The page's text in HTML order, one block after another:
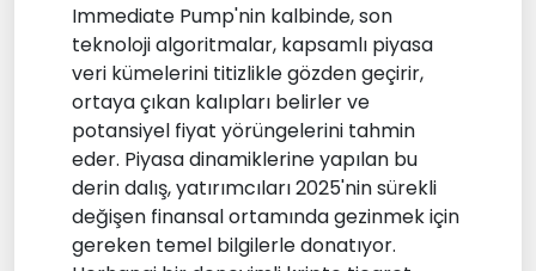
Immediate Pump'nin kalbinde, son
teknoloji algoritmalar, kapsamlı piyasa
veri kümelerini titizlikle gözden geçirir,
ortaya çıkan kalıpları belirler ve
potansiyel fiyat yörüngelerini tahmin
eder. Piyasa dinamiklerine yapılan bu
derin dalış, yatırımcıları 2025'nin sürekli
değişen finansal ortamında gezinmek için
gereken temel bilgilerle donatıyor.